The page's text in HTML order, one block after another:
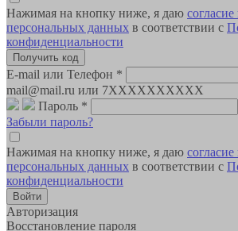
Нажимая на кнопку ниже, я даю
персональных данных в соответствии с
конфиденциальности
E-mail или Телефон *
mail@mail.ru или 7XXXXXXXXXX
Пароль *
Забыли пароль?
Нажимая на кнопку ниже, я даю
персональных данных в соответствии с
конфиденциальности
Авторизация
Восстановление пароля